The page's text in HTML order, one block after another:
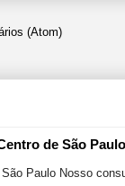
(Atom)
de São Paulo
Paulo Nosso